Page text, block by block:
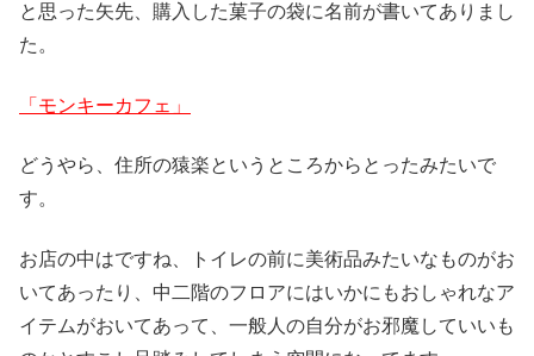
と思った矢先、購入した菓子の袋に名前が書いてありまし
た。
「モンキーカフェ」
どうやら、住所の猿楽というところからとったみたいで
す。
お店の中はですね、トイレの前に美術品みたいなものがお
いてあったり、中二階のフロアにはいかにもおしゃれなア
イテムがおいてあって、一般人の自分がお邪魔していいも